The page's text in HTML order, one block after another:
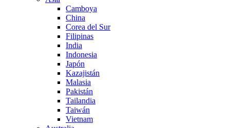
Camboya
China
Corea del Sur
Filipinas
India
Indonesia
Japón
Kazajistán
Malasia
Pakistán
Tailandia
Taiwán
Vietnam